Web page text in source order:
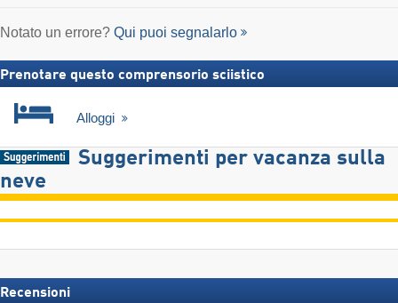
Notato un errore? Qui puoi segnalarlo
Prenotare questo comprensorio sciistico
Alloggi
Suggerimenti per vacanza sulla
neve
Recensioni